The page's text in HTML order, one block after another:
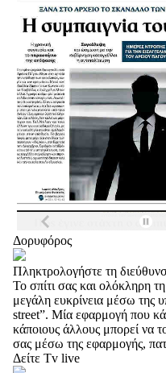
Δορυφόρος
Πληκτρολογήστε τη
Το σπίτι σας και ολόκληρη
μεγάλη ευκρίνεια μέσω της
street”. Μία εφαρμογή που
κάποιους άλλους μπορεί να
σας μέσω της εφαρμογής,
Δείτε Tv live